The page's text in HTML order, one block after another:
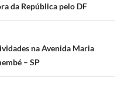
da República pelo DF
na Avenida Maria
– SP